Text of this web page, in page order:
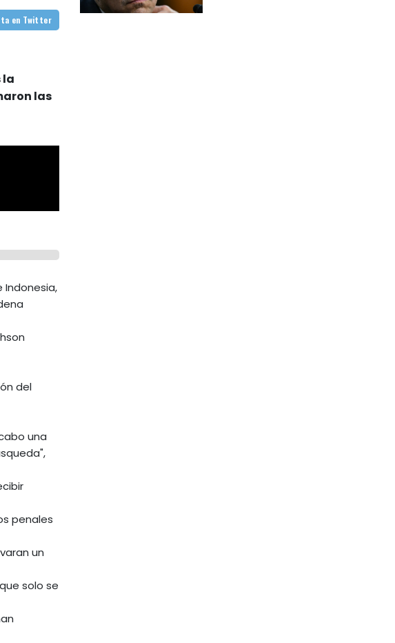
en Twitter
la
las
Indonesia,
del
una
penales
un
solo se